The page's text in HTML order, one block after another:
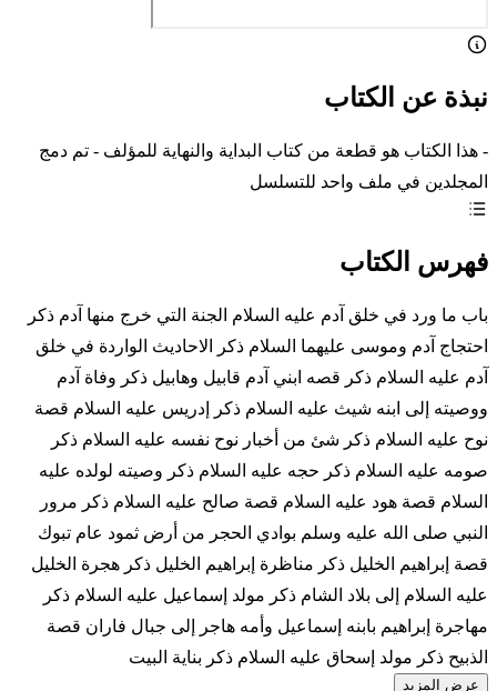
نبذة عن الكتاب
- هذا الكتاب هو قطعة من كتاب البداية والنهاية للمؤلف - تم دمج
المجلدين في ملف واحد للتسلسل
فهرس الكتاب
باب ما ورد في خلق آدم عليه السلام الجنة التي خرج منها آدم ذكر
احتجاج آدم وموسى عليهما السلام ذكر الاحاديث الواردة في خلق
آدم عليه السلام ذكر قصه ابني آدم قابيل وهابيل ذكر وفاة آدم
ووصيته إلى ابنه شيث عليه السلام ذكر إدريس عليه السلام قصة
نوح عليه السلام ذكر شئ من أخبار نوح نفسه عليه السلام ذكر
صومه عليه السلام ذكر حجه عليه السلام ذكر وصيته لولده عليه
السلام قصة هود عليه السلام قصة صالح عليه السلام ذكر مرور
النبي صلى الله عليه وسلم بوادي الحجر من أرض ثمود عام تبوك
قصة إبراهيم الخليل ذكر مناظرة إبراهيم الخليل ذكر هجرة الخليل
عليه السلام إلى بلاد الشام ذكر مولد إسماعيل عليه السلام ذكر
مهاجرة إبراهيم بابنه إسماعيل وأمه هاجر إلى جبال فاران قصة
الذبيح ذكر مولد إسحاق عليه السلام ذكر بناية البيت
عرض المزيد